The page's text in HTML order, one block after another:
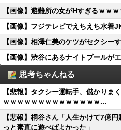
【画像】避難所の女がHすぎるｗｗｗ
【画像】フジテレビでえちえち水着
【画像】相澤仁美のケツがセクシー
【画像】渋谷にあるナイトプールが
思考ちゃんねる
【悲報】タクシー運転手、儲かりま
ｗｗｗｗｗｗｗｗｗｗｗｗｗｗ...
【悲報】桐谷さん「人生かけて7億
っと素直に遊べばよかった」